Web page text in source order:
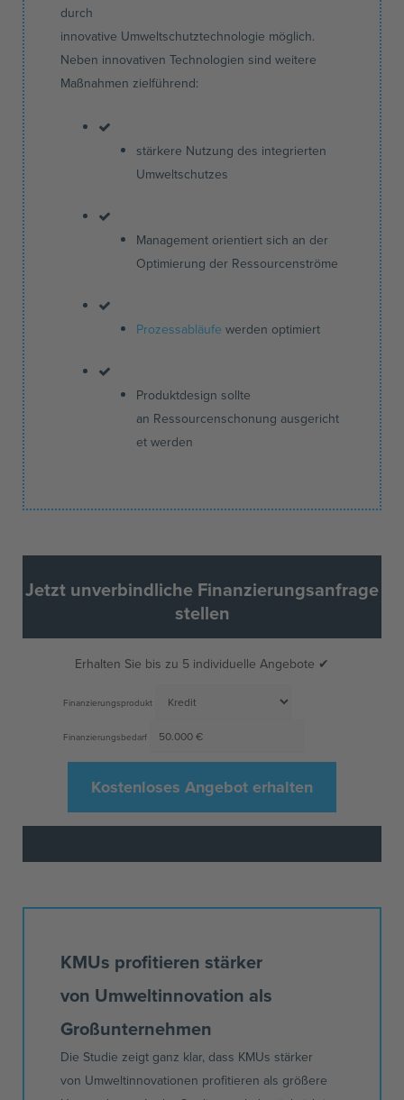
durch
innovative Umweltschutztechnologie möglich.
Neben innovativen Technologien sind weitere
Maßnahmen zielführend:
stärkere Nutzung des integrierten
Umweltschutzes
Management orientiert sich an der
Optimierung der Ressourcenströme
Prozessabläufe werden optimiert
Produktdesign sollte
an Ressourcenschonung ausgericht
et werden
Jetzt unverbindliche Finanzierungsanfrage
stellen
Erhalten Sie bis zu 5 individuelle Angebote ✔
Finanzierungsprodukt
Finanzierungsbedarf
Kostenloses Angebot erhalten
KMUs profitieren stärker
von Umweltinnovation als
Großunternehmen
Die Studie zeigt ganz klar, dass KMUs stärker
von Umweltinnovationen profitieren als größere